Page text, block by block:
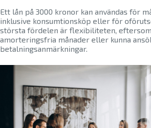
Ett lån på 3000 kronor kan användas för
inklusive konsumtionsköp eller för
största fördelen är flexibiliteten, eftersom
amorteringsfria månader eller kunna
betalningsanmärkningar.